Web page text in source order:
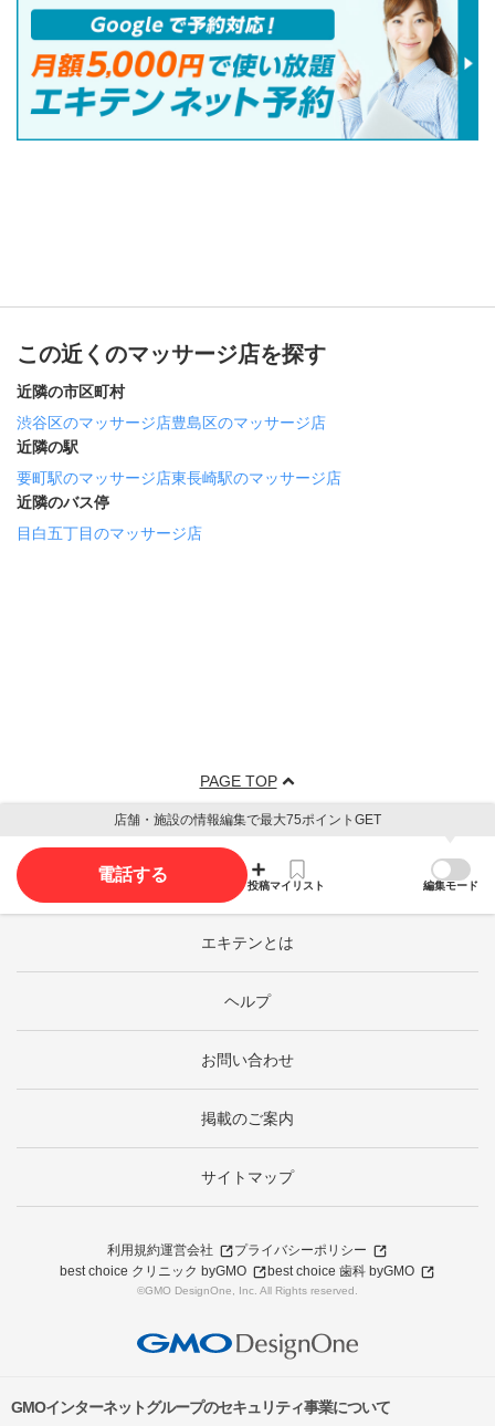
この近くのマッサージ店を探す
近隣の市区町村
渋谷区のマッサージ店豊島区のマッサージ店
近隣の駅
要町駅のマッサージ店東長崎駅のマッサージ店
近隣のバス停
目白五丁目のマッサージ店
PAGE TOP
店舗・施設の情報編集で最大75ポイントGET
電話する
投稿マイリスト 編集モード
エキテンとは
ヘルプ
お問い合わせ
掲載のご案内
サイトマップ
利用規約運営会社
プライバシーポリシー
best choice クリニック byGMO
best choice 歯科 byGMO
©GMO DesignOne, Inc. All Rights reserved.
GMOインターネットグループのセキュリティ事業について